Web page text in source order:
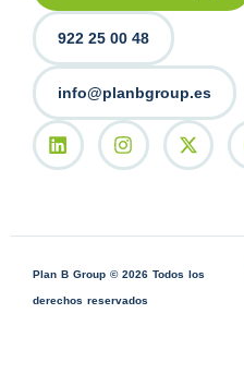
922 25 00 48
info@planbgroup.es
Plan B Group © 2026 Todos los
derechos reservados